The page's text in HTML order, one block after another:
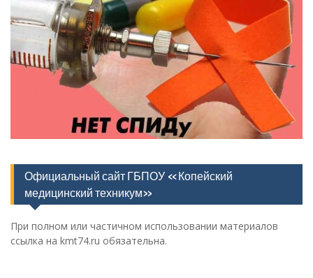
Официальный сайт ГБПОУ «Копейский
медицинский техникум»
При полном или частичном использовании материалов
ссылка на kmt74.ru обязательна.